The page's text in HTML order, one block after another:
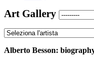
Art Gallery
Alberto Besson: